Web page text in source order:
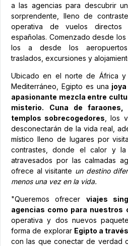
a las agencias para descubrir
sorprendente, lleno de
operativa de vuelos directos
españolas. Comenzado desde
los a desde los aeropuertos
traslados, excursiones y
Ubicado en el norte de África
Mediterráneo, Egipto es una
apasionante mezcla entre
misterio.
Cuna de faraones,
templos sobrecogedores , los
desconectarán de la vida real,
místico lleno de lugares por
contrastes, donde el calor y
atravesados por las calmadas
ofrece al visitante un destino
menos una vez en la vida.
"Queremos ofrecer viajes
agencias como para nuestros
operativa y dos nuevos
forma de explorar Egipto a
con las que conectar de verdad